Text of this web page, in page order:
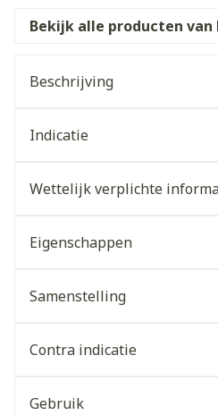
Bekijk alle producten van
Beschrijving
Indicatie
Wettelijk verplichte
Eigenschappen
Samenstelling
Contra indicatie
Gebruik